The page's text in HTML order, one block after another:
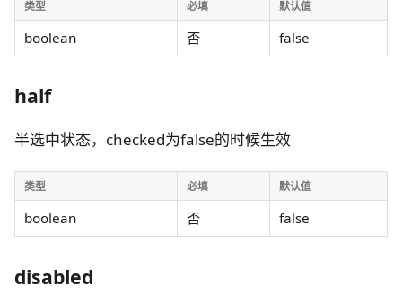
类型 必填 默认值
boolean 否 false
half
半选中状态，checked为false的时候生效
类型 必填 默认值
boolean 否 false
disabled